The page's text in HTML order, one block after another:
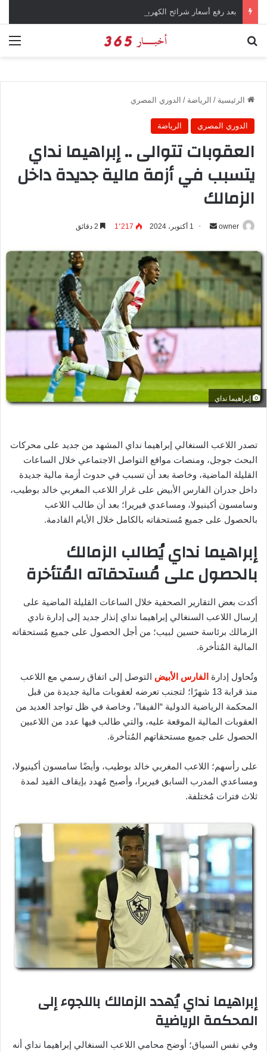
الرئيسية / الرياضة / الدوري المصري
الدوري المصري الرياضة
العقوبات تتوالى .. إبراهيما نداي
يتسبب في أزمة مالية جديدة داخل
الزمالك
owner
ل
ب
د
ل
ك
1 أكتوبر، 2024 1٬217
إبراهيما نداي
تصدر اللاعب السنغالي إبراهيما نداي المشهد من جديد على محركات
البحث جوجل، ومنصات مواقع التواصل الاجتماعي خلال الساعات
القليلة الماضية، وخاصة بعد أن تسبب في حدوث أزمة مالية جديدة
داخل جدران الفارس الأبيض على غرار اللاعب المغربي خالد بوطيب،
وسامسون أكينيولا، ومساعدي فيريرا؛ بعد أن طالب اللاعب
بالحصول على جميع مُستحقاته بالكامل خلال الأيام القادمة.
إبراهيما نداي يُطالب الزمالك
بالحصول على مُستحقاته المُتأخرة
أكدت بعض التقارير الصحفية خلال الساعات القليلة الماضية على
إرسال اللاعب السنغالي إبراهيما نداي إنذار جديد إلى إدارة نادي
الزمالك برئاسة حسين لبيب؛ من أجل الحصول على جميع مُستحقاته
المالية المُتأخرة.
وتُحاول إدارة الفارس الأبيض التوصل إلى اتفاق رسمي مع اللاعب
منذ قرابة 13 شهرًا؛ لتجنب تعرضه لعقوبات مالية جديدة من قبل
المحكمة الرياضية الدولية “الفيفا”، وخاصة في ظل تواجد العديد من
العقوبات المالية الموقعة عليه، والتي طالب فيها عدد من اللاعبين
الحصول على جميع مستحقاتهم المُتأخرة.
على رأسهم؛ اللاعب المغربي خالد بوطيب، وأيضًا سامسون أكينيولا،
ومساعدي المدرب السابق فيريرا، وأصبح مُهدد بإيقاف القيد لمدة
ثلاث فترات مُختلفة.
إبراهيما نداي يُهدد الزمالك باللجوء إلى
المحكمة الرياضية
وفي نفس السياق؛ أوضح محامي اللاعب السنغالي إبراهيما نداي أنه